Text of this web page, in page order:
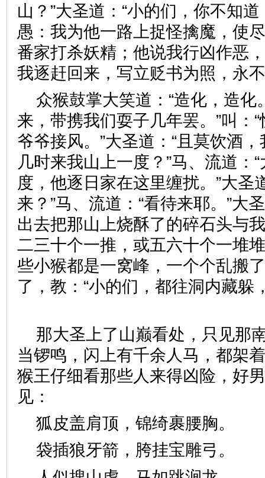
山？”大圣道：“小的们，你不知
愚：我为他一路上捉怪擒魔，使
番家打杀妖精；他说我行凶作恶
我逐赶回来，写立贬书为照，
众猴鼓掌大笑道：“造化，造化
来，带携我们耍子几年罢。”叫：
爷爷接风。”大圣道：“且莫饮酒
几时来我山上一度？”马、流道：
度，他逐日家在这里缠扰。”大圣
来？”马、流道：“看待来耶。”大
出去把那山上烧酥了的碎石头与
二三十个一推，或五六十个一堆
些小猴都是一窝峰，一个个乱搬
了，教：“小的们，都往洞内藏
那大圣上了山巅看处，只见那
当锣鸣，闪上有千余人马，都架
猴王仔细看那些人来得凶险，好
见：
狐皮盖肩顶，锦绮裹腰胸
袋插狼牙箭，胯挂宝雕弓